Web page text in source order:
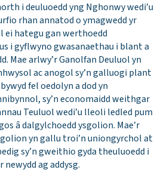
i deuluoedd yng Nghonwy wedi’u
rhan annatod o ymagwedd yr
ei hategu gan werthoedd
i gyflwyno gwasanaethau i blant a
Mae arlwy’r Ganolfan Deuluol yn
ac anogol sy’n galluogi plant
fel oedolyn a dod yn
sy’n economaidd weithgar
Teuluol wedi’u lleoli ledled pum
â dalgylchoedd ysgolion. Mae’r
yn gallu troi’n uniongyrchol at
sy’n gweithio gyda theuluoedd i
ag addysg.